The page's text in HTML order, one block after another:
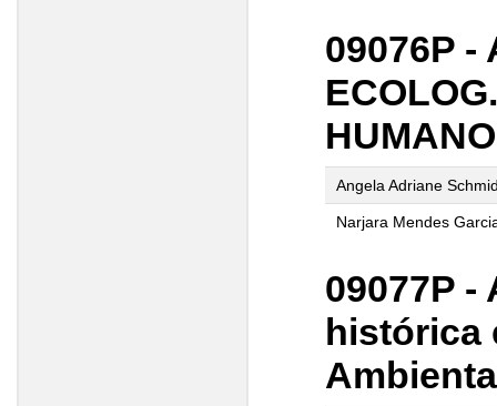
09076P -
HUMANO
Angela Adriane
Narjara Mendes
09077P
histórica